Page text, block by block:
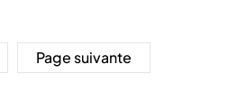
Page suivante